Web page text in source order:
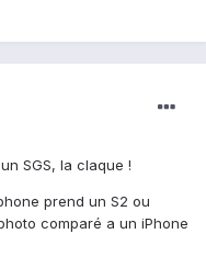
SGS, la claque !
prend un S2 ou
comparé a un iPhone